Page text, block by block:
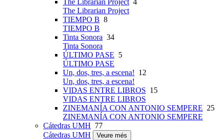
The Librarian Project4
The Librarian Project
TIEMPO B 8
TIEMPO B
Tinta Sonora 34
Tinta Sonora
ÚLTIMO PASE 5
ÚLTIMO PASE
Un, dos, tres, a escena! 12
Un, dos, tres, a escena!
VIDAS ENTRE LIBROS 15
VIDAS ENTRE LIBROS
ZINEMANÍA CON ANTONIO SEMPERE 25
ZINEMANÍA CON ANTONIO SEMPERE
Cátedras UMH 77
Cátedras UMH
Veure més